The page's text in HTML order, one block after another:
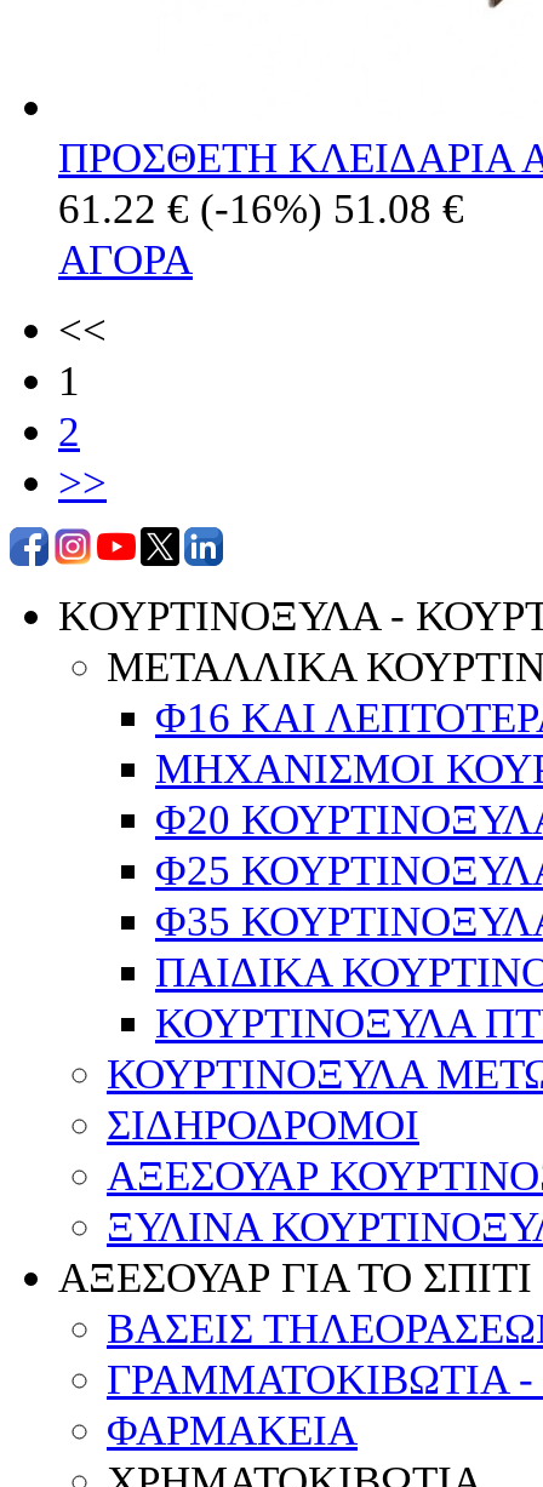
ΠΡΟΣΘΕΤΗ ΚΛΕΙΔΑΡΙΑ
61.22 € (-16%) 51.08 €
ΑΓΟΡΑ
<<
1
2
>>
KΟΥΡΤΙΝΟΞΥΛΑ -
ΜΕΤΑΛΛΙΚΑ
Φ16 ΚΑΙ
ΜΗΧΑΝΙΣΜΟΙ
Φ20
Φ25
Φ35
ΠΑΙΔΙΚΑ
ΚΟΥΡΤΙΝΟΞΥΛΑ
ΚΟΥΡΤΙΝΟΞΥΛΑ
ΣΙΔΗΡΟΔΡΟΜΟΙ
ΑΞΕΣΟΥΑΡ
ΞΥΛΙΝΑ
ΑΞΕΣΟΥΑΡ ΓΙΑ ΤΟ ΣΠΙΤΙ
ΒΑΣΕΙΣ
ΓΡΑΜΜΑΤΟΚΙΒΩΤΙΑ
ΦΑΡΜΑΚΕΙΑ